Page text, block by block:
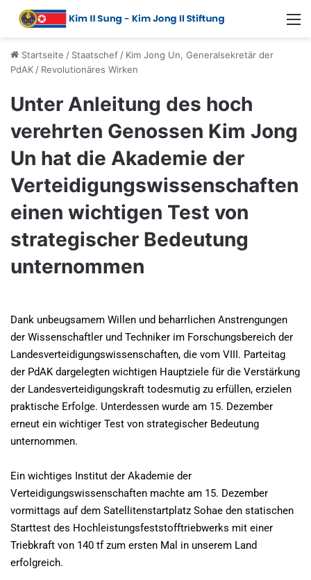
Startseite / Staatschef/ Kim Jong Un, Generalsekretär der
PdAK/ Revolutionäres Wirken
Unter Anleitung des hoch
verehrten Genossen Kim Jong
Un hat die Akademie der
Verteidigungswissenschaften
einen wichtigen Test von
strategischer Bedeutung
unternommen
Dank unbeugsamem Willen und beharrlichen Anstrengungen
der Wissenschaftler und Techniker im Forschungsbereich der
Landesverteidigungswissenschaften, die vom VIII. Parteitag
der PdAK dargelegten wichtigen Hauptziele für die Verstärkung
der Landesverteidigungskraft todesmutig zu erfüllen, erzielen
praktische Erfolge. Unterdessen wurde am 15. Dezember
erneut ein wichtiger Test von strategischer Bedeutung
unternommen.
Ein wichtiges Institut der Akademie der
Verteidigungswissenschaften machte am 15. Dezember
vormittags auf dem Satellitenstartplatz Sohae den statischen
Starttest des Hochleistungsfeststofftriebwerks mit einer
Triebkraft von 140 tf zum ersten Mal in unserem Land
erfolgreich.